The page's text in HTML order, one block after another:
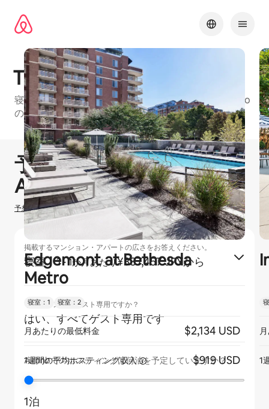
The Edge
寝室：1、寝室：2のお部屋がある、Washington Metro
のAirbnbフレンドリーマンション・アパートの建物
0件中0件表示
1 / 20
予想ホスティング収⁠入¥0
Airbnbでのホ⁠ス⁠テ⁠ィ⁠ン⁠グ
予想ホスティング収入の計算方法を確認する
掲載するマンション・アパートの広さをお答えください。
寝室：1 ·1か月あたり¥387,457 JPYから
リスティングはゲスト専用ですか？
はい、すべてゲスト専用です
Airbnbでのホスティングは何泊を予定していますか？
1泊
Edgemont at Bethesda
Metro
寝室：1 寝室：2
月あたりの最低料金 $2,134 USD
1週間の平均ホスティング収入 $919 USD 1